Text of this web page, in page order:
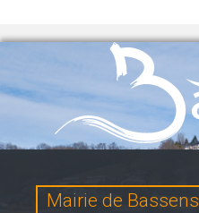
Mairie de Bassens